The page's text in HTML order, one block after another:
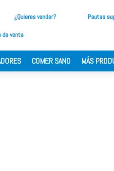
¿Quieres vender? Pautas
de venta
COMER SANO MÁS